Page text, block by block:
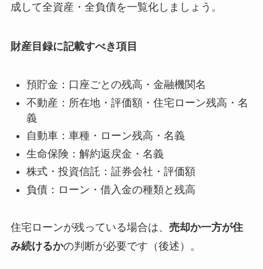
成して全資産・全負債を一覧化しましょう。
財産目録に記載すべき項目
預貯金：口座ごとの残高・金融機関名
不動産：所在地・評価額・住宅ローン残高・名
義
自動車：車種・ローン残高・名義
生命保険：解約返戻金・名義
株式・投資信託：証券会社・評価額
負債：ローン・借入金の種類と残高
住宅ローンが残っている場合は、 売却か一方が住
み続けるかの判断が必要です（後述）。